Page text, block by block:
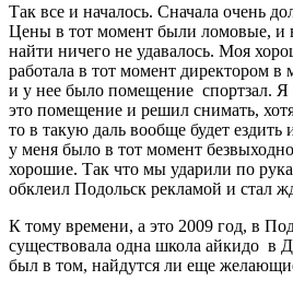
Так все и началось. Сначала очень
Цены в тот момент были ломовые, и
найти ничего не удавалось. Моя
работала в тот момент директором в
и у нее было помещение ­ спорт­зал. Я
это помещение и решил снимать,
то в такую даль вообще будет
у меня было в тот момент
хорошие. Так что мы ударили по
обклеил Подольск рекламой и стал
К тому времени, а это 2009 год, в
существовала одна школа айкидо ­ в
был в том, найдутся ли еще